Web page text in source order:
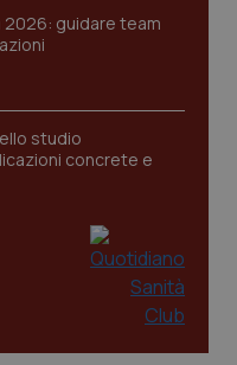
guidare team
studio
concrete e
www.quotidianosanita.it